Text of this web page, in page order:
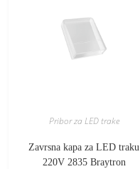
Pribor za LED trake
Zavrsna kapa za LED traku
220V 2835 Braytron